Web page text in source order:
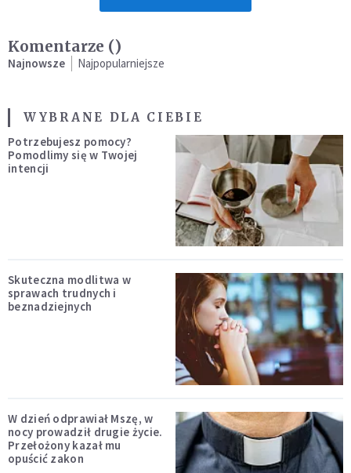
Komentarze ()
Najnowsze Najpopularniejsze
WYBRANE DLA CIEBIE
Potrzebujesz pomocy?
Pomodlimy się w Twojej
intencji
Skuteczna modlitwa w
sprawach trudnych i
beznadziejnych
W dzień odprawiał Mszę, w
nocy prowadził drugie życie.
Przełożony kazał mu
opuścić zakon